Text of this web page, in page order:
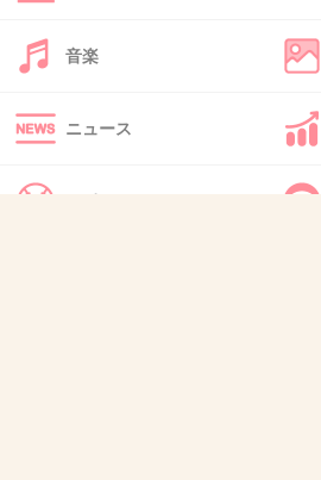
川本真琴のDNAかな。
音楽
ニュース